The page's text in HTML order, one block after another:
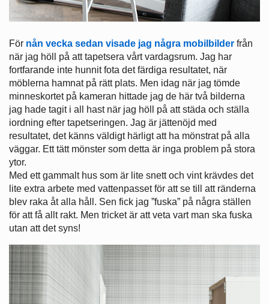
För nån vecka sedan visade jag några mobilbilder från
när jag höll på att tapetsera vårt vardagsrum. Jag har
fortfarande inte hunnit fota det färdiga resultatet, när
möblerna hamnat på rätt plats. Men idag när jag tömde
minneskortet på kameran hittade jag de här två bilderna
jag hade tagit i all hast när jag höll på att städa och ställa
iordning efter tapetseringen. Jag är jättenöjd med
resultatet, det känns väldigt härligt att ha mönstrat på alla
väggar. Ett tätt mönster som detta är inga problem på stora
ytor.
Med ett gammalt hus som är lite snett och vint krävdes det
lite extra arbete med vattenpasset för att se till att ränderna
blev raka åt alla håll. Sen fick jag ”fuska” på några ställen
för att få allt rakt. Men tricket är att veta vart man ska fuska
utan att det syns!